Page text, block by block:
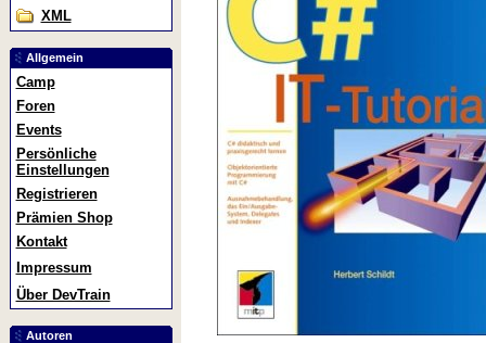
XML
Allgemein
Camp
Foren
Events
Persönliche
Einstellungen
Registrieren
Prämien Shop
Kontakt
Impressum
Über DevTrain
Autoren